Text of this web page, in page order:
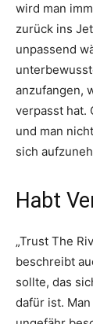
wird man
zurück ins
unpassend
anzufangen,
verpasst hat.
und man
sich
Habt
„Trust The
beschreibt
sollte, das
dafür ist.